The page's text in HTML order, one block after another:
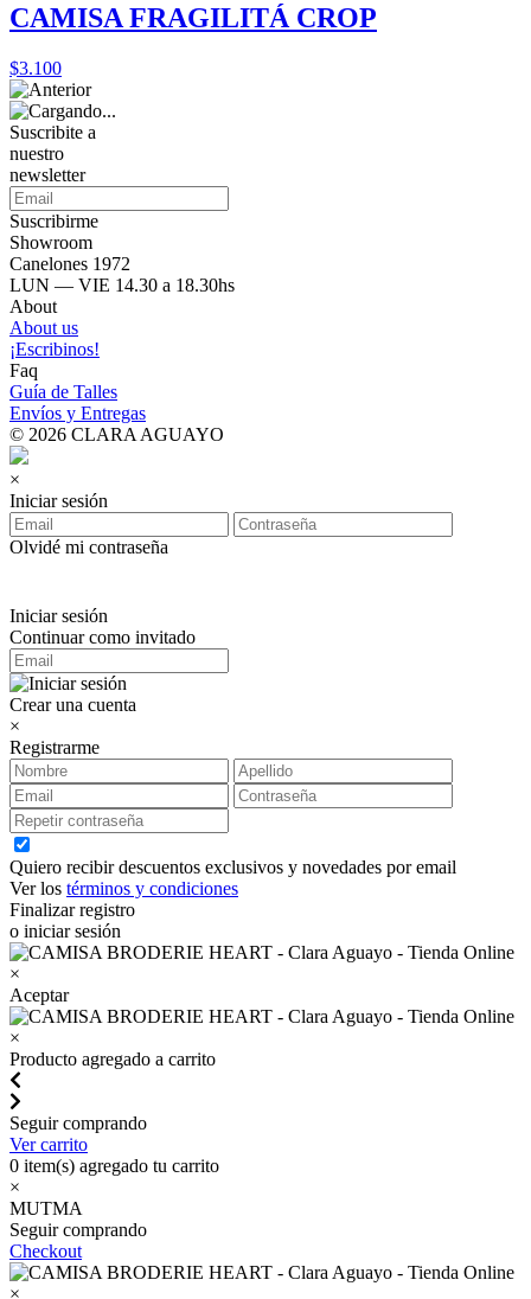
CAMISA FRAGILITÁ CROP
$3.100
Suscribite a
nuestro
newsletter
Suscribirme
Showroom
Canelones 1972
LUN — VIE 14.30 a 18.30hs
About
About us
¡Escribinos!
Faq
Guía de Talles
Envíos y Entregas
© 2026 CLARA AGUAYO
×
Iniciar sesión
Olvidé mi contraseña
Iniciar sesión
Continuar como invitado
Crear una cuenta
×
Registrarme
Quiero recibir descuentos exclusivos y novedades por email
Ver los términos y condiciones
Finalizar registro
o iniciar sesión
×
Aceptar
×
Producto agregado a carrito
Seguir comprando
Ver carrito
0 item(s) agregado tu carrito
×
MUTMA
Seguir comprando
Checkout
×